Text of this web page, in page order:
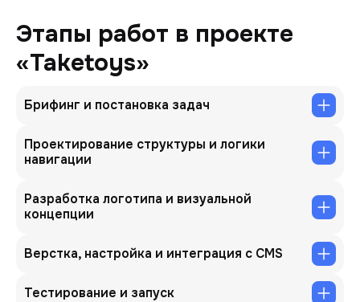
Этапы работ в проекте
«Taketoys»
Брифинг и постановка задач
Проектирование структуры и логики
навигации
Разработка логотипа и визуальной
концепции
Верстка, настройка и интеграция с CMS
Тестирование и запуск